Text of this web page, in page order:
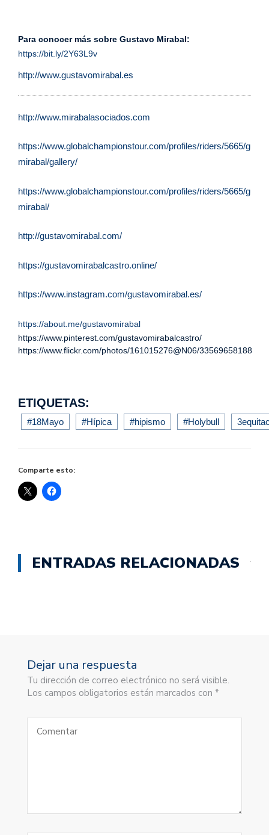
Para conocer más sobre Gustavo Mirabal:
https://bit.ly/2Y63L9v
http://www.gustavomirabal.es
http://www.mirabalasociados.com
https://www.globalchampionstour.com/profiles/riders/5665/
mirabal/gallery/
https://www.globalchampionstour.com/profiles/riders/5665/
mirabal/
http://gustavomirabal.com/
https://gustavomirabalcastro.online/
https://www.instagram.com/gustavomirabal.es/
https://about.me/gustavomirabal
https://www.pinterest.com/gustavomirabalcastro/
https://www.flickr.com/photos/161015276@N06/33569658188
ETIQUETAS:
#18Mayo #Hípica #hipismo #Holybull
Comparte esto:
ENTRADAS RELACIONADAS
Dejar una respuesta
Tu dirección de correo electrónico no será visible.
Los campos obligatorios están marcados con *